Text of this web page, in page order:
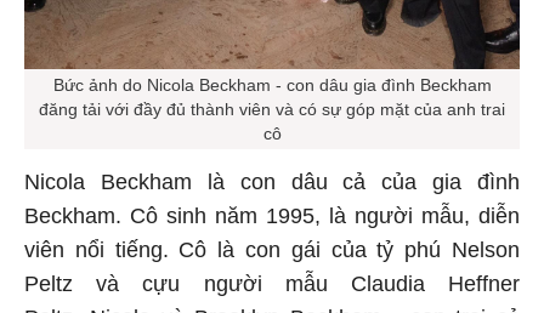
Bức ảnh do Nicola Beckham - con dâu gia đình Beckham
đăng tải với đầy đủ thành viên và có sự góp mặt của anh trai
cô
Nicola Beckham là con dâu cả của gia đình
Beckham. Cô sinh năm 1995, là người mẫu, diễn
viên nổi tiếng. Cô là con gái của tỷ phú Nelson
Peltz và cựu người mẫu Claudia Heffner